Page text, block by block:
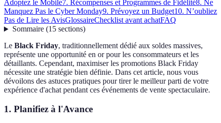
Adoptez le Mobile7. Récompenses et Programmes de Fidélité8. Ne
Manquez Pas le Cyber Monday9. Prévoyez un Budget10. N’oubliez
Pas de Lire les AvisGlossaireChecklist avant achatFAQ
Sommaire(15 sections)
Le Black Friday, traditionnellement dédié aux soldes massives,
représente une opportunité en or pour les consommateurs et les
détaillants. Cependant, maximiser les promotions Black Friday
nécessite une stratégie bien définie. Dans cet article, nous vous
dévoilons des astuces pratiques pour tirer le meilleur parti de votre
expérience d'achat pendant ces événements de vente spectaculaire.
1. Planifiez à l'Avance